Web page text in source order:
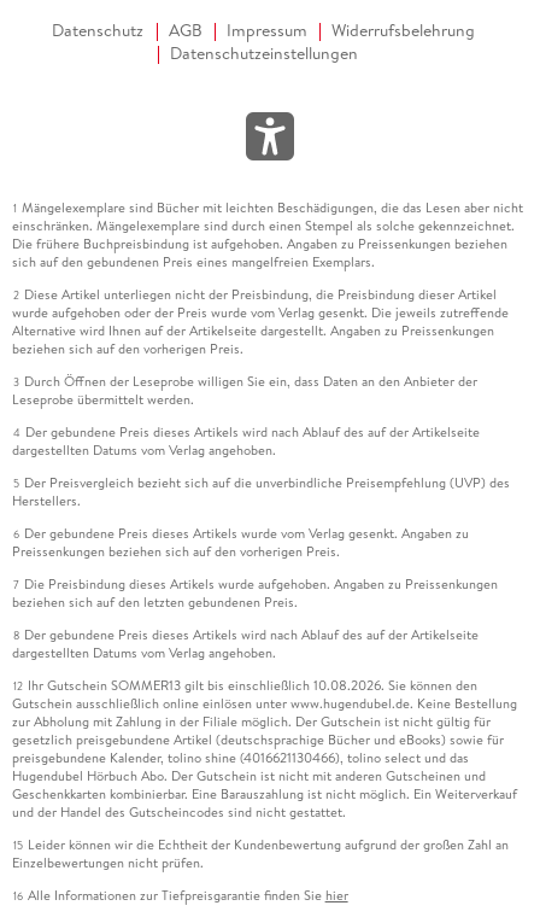
Datenschutz AGB Impressum
Widerrufsbelehrung
Datenschutzeinstellungen
1 Mängelexemplare sind Bücher mit leichten Beschädigungen, die das Lesen aber nicht
einschränken. Mängelexemplare sind durch einen Stempel als solche gekennzeichnet.
Die frühere Buchpreisbindung ist aufgehoben. Angaben zu Preissenkungen beziehen
sich auf den gebundenen Preis eines mangelfreien Exemplars.
2 Diese Artikel unterliegen nicht der Preisbindung, die Preisbindung dieser Artikel
wurde aufgehoben oder der Preis wurde vom Verlag gesenkt. Die jeweils zutreffende
Alternative wird Ihnen auf der Artikelseite dargestellt. Angaben zu Preissenkungen
beziehen sich auf den vorherigen Preis.
3 Durch Öffnen der Leseprobe willigen Sie ein, dass Daten an den Anbieter der
Leseprobe übermittelt werden.
4 Der gebundene Preis dieses Artikels wird nach Ablauf des auf der Artikelseite
dargestellten Datums vom Verlag angehoben.
5 Der Preisvergleich bezieht sich auf die unverbindliche Preisempfehlung (UVP) des
Herstellers.
6 Der gebundene Preis dieses Artikels wurde vom Verlag gesenkt. Angaben zu
Preissenkungen beziehen sich auf den vorherigen Preis.
7 Die Preisbindung dieses Artikels wurde aufgehoben. Angaben zu Preissenkungen
beziehen sich auf den letzten gebundenen Preis.
8 Der gebundene Preis dieses Artikels wird nach Ablauf des auf der Artikelseite
dargestellten Datums vom Verlag angehoben.
12 Ihr Gutschein SOMMER13 gilt bis einschließlich 10.08.2026. Sie können den
Gutschein ausschließlich online einlösen unter www.hugendubel.de. Keine Bestellung
zur Abholung mit Zahlung in der Filiale möglich. Der Gutschein ist nicht gültig für
gesetzlich preisgebundene Artikel (deutschsprachige Bücher und eBooks) sowie für
preisgebundene Kalender, tolino shine (4016621130466), tolino select und das
Hugendubel Hörbuch Abo. Der Gutschein ist nicht mit anderen Gutscheinen und
Geschenkkarten kombinierbar. Eine Barauszahlung ist nicht möglich. Ein Weiterverkauf
und der Handel des Gutscheincodes sind nicht gestattet.
15 Leider können wir die Echtheit der Kundenbewertung aufgrund der großen Zahl an
Einzelbewertungen nicht prüfen.
16 Alle Informationen zur Tiefpreisgarantie finden Sie hier